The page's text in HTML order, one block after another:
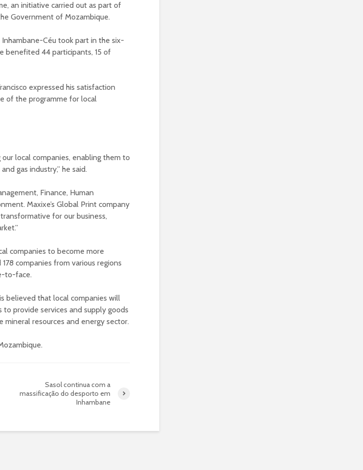
an initiative carried out as part of
Government of Mozambique.
Céu took part in the six-
benefited 44 participants, 15 of
expressed his satisfaction
of the programme for local
local companies, enabling them to
gas industry,” he said.
Finance, Human
Maxixe’s Global Print company
for our business,
companies to become more
companies from various regions
to-face.
believed that local companies will
provide services and supply goods
mineral resources and energy sector.
Sasol continua com a
massificação do desporto em
Inhambane